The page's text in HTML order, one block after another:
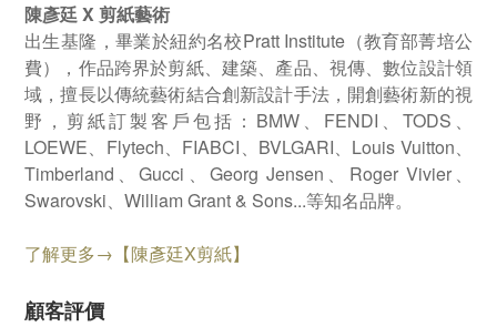
陳彥廷 X 剪紙藝術
出生基隆，畢業於紐約名校Pratt Institute（教育部菁培公
費），作品跨界於剪紙、建築、產品、視傳、數位設計領
域，擅長以傳統藝術結合創新設計手法，開創藝術新的視
野，剪紙訂製客戶包括：BMW、FENDI、TODS、
LOEWE、Flytech、FIABCI、BVLGARI、Louis Vuitton、
Timberland、Gucci、Georg Jensen、Roger Vivier、
Swarovski、William Grant & Sons...等知名品牌。
了解更多→【陳彥廷X剪紙】
顧客評價